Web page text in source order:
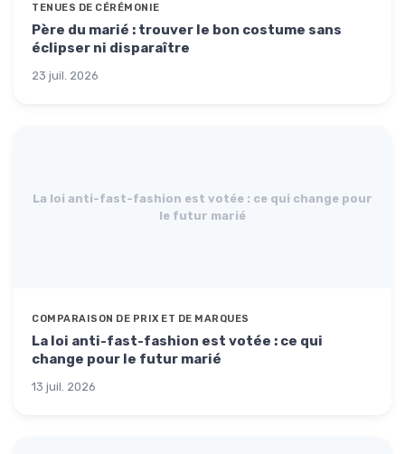
TENUES DE CÉRÉMONIE
Père du marié : trouver le bon costume sans
éclipser ni disparaître
23 juil. 2026
La loi anti-fast-fashion est votée : ce qui change pour
le futur marié
COMPARAISON DE PRIX ET DE MARQUES
La loi anti-fast-fashion est votée : ce qui
change pour le futur marié
13 juil. 2026